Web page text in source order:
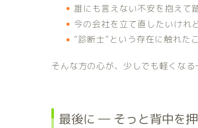
誰にも言えない不安を抱えて
今の会社を立て直したいけれ
“診断士”という存在に触れた
そんな方の心が、少しでも軽くなる
最後に ― そっと背中を